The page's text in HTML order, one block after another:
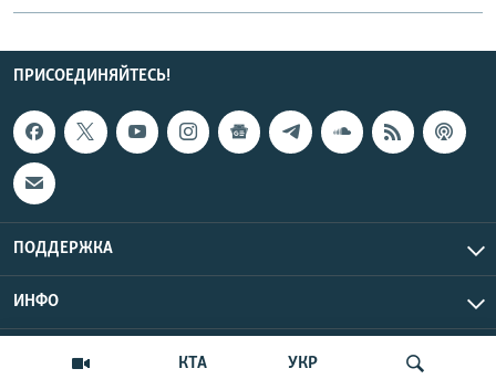
КТА УКР
ПРИСОЕДИНЯЙТЕСЬ!
ПОДДЕРЖКА
ИНФО
Copyright Крым.Реалии, 2026 | Все права защищены.
UTC+3